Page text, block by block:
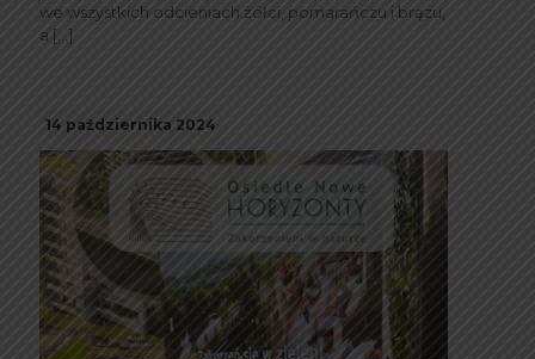
we wszystkich odcieniach żółci, pomarańczu i brązu,
a […]
14 października 2024